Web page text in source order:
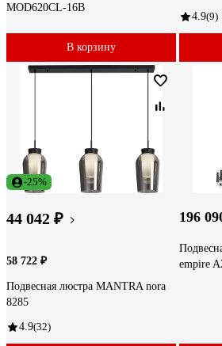
MOD620CL-16B
В корзину
4.9(9)
-25%
44 042 ₽
58 722 ₽
Подвесная люстра MANTRA nora
8285
4.9(32)
196
empire